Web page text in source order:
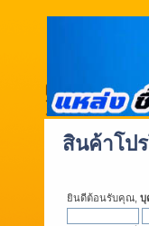
สินค้าโป
ยินดีต้อนรับคุณ, บุ